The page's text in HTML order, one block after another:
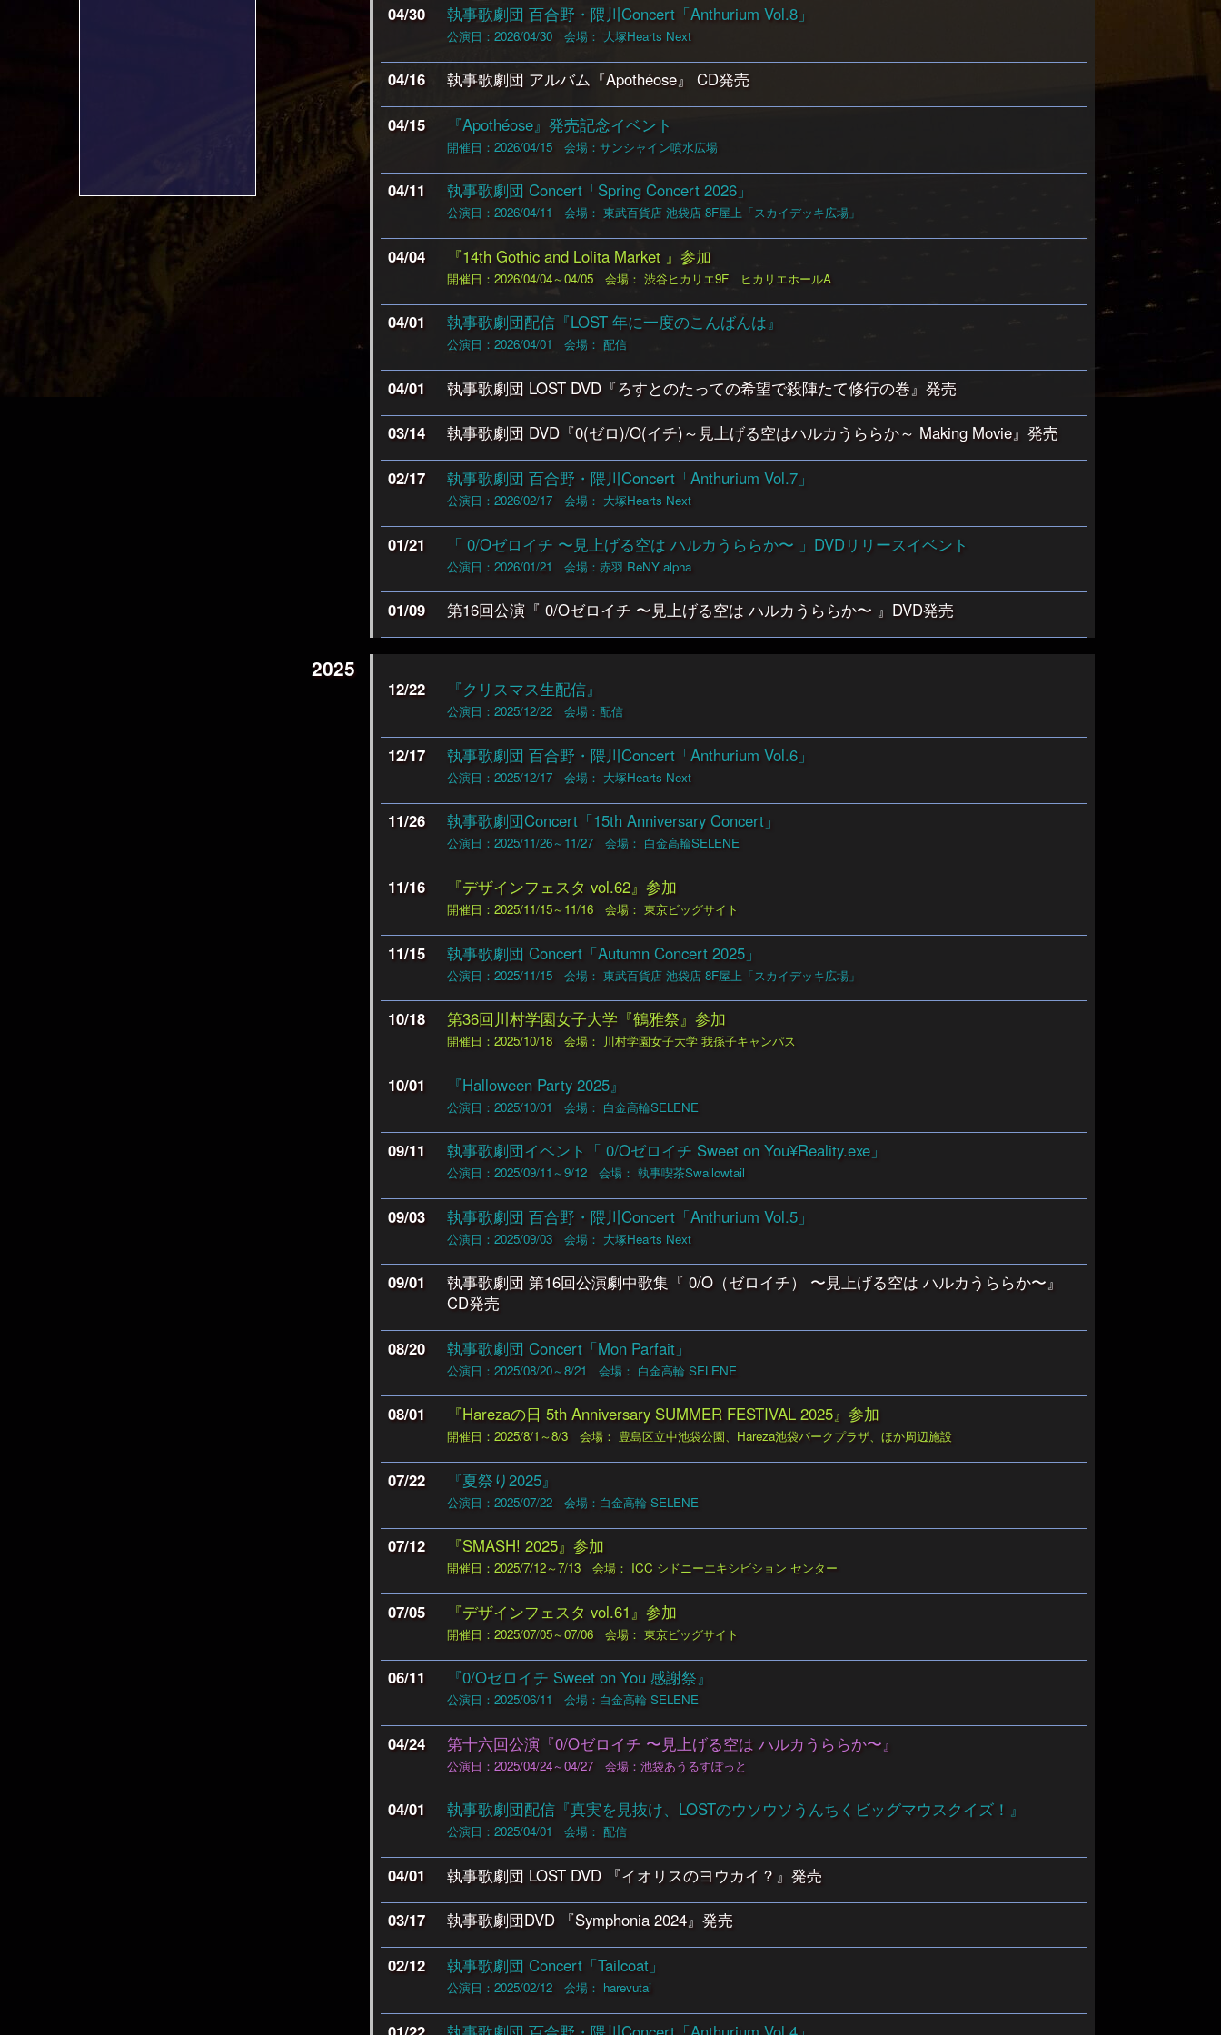
04/30 執事歌劇団 百合野・隈川Concert「Anthurium Vol.8」
公演日：2026/04/30 会場： 大塚Hearts Next
04/16 執事歌劇団 アルバム『Apothéose』 CD発売
04/15 『Apothéose』発売記念イベント
開催日：2026/04/15 会場：サンシャイン噴水広場
04/11 執事歌劇団 Concert「Spring Concert 2026」
公演日：2026/04/11 会場： 東武百貨店 池袋店 8F屋上「スカイデッキ広場」
04/04 『14th Gothic and Lolita Market 』参加
開催日：2026/04/04～04/05 会場： 渋谷ヒカリエ9F ヒカリエホールA
04/01 執事歌劇団配信『LOST 年に一度のこんばんは』
公演日：2026/04/01 会場： 配信
04/01 執事歌劇団 LOST DVD『ろすとのたっての希望で殺陣たて修行の巻』 発売
03/14 執事歌劇団 DVD『0(ゼロ)/O(イチ)～見上げる空はハルカうららか～ Making Movie』 発売
02/17 執事歌劇団 百合野・隈川Concert「Anthurium Vol.7」
公演日：2026/02/17 会場： 大塚Hearts Next
01/21 「 0/Oゼロイチ 〜見上げる空は ハルカうららか〜 」DVDリリースイベント
公演日：2026/01/21 会場：赤羽 ReNY alpha
01/09 第16回公演『 0/Oゼロイチ 〜見上げる空は ハルカうららか〜 』DVD発売
2025
12/22 『クリスマス生配信』
公演日：2025/12/22 会場：配信
12/17 執事歌劇団 百合野・隈川Concert「Anthurium Vol.6」
公演日：2025/12/17 会場： 大塚Hearts Next
11/26 執事歌劇団Concert「15th Anniversary Concert」
公演日：2025/11/26～11/27 会場： 白金高輪SELENE
11/16 『デザインフェスタ vol.62』参加
開催日：2025/11/15～11/16 会場： 東京ビッグサイト
11/15 執事歌劇団 Concert「Autumn Concert 2025」
公演日：2025/11/15 会場： 東武百貨店 池袋店 8F屋上「スカイデッキ広場」
10/18 第36回川村学園女子大学『鶴雅祭』参加
開催日：2025/10/18 会場： 川村学園女子大学 我孫子キャンパス
10/01 『Halloween Party 2025』
公演日：2025/10/01 会場： 白金高輪SELENE
09/11 執事歌劇団イベント「 0/Oゼロイチ Sweet on You¥Reality.exe」
公演日：2025/09/11～9/12 会場： 執事喫茶Swallowtail
09/03 執事歌劇団 百合野・隈川Concert「Anthurium Vol.5」
公演日：2025/09/03 会場： 大塚Hearts Next
09/01
執事歌劇団 第16回公演劇中歌集『 0/O（ゼロイチ） 〜見上げる空は ハルカうららか〜』
CD発売
08/20 執事歌劇団 Concert「Mon Parfait」
公演日：2025/08/20～8/21 会場： 白金高輪 SELENE
08/01 『Harezaの日 5th Anniversary SUMMER FESTIVAL 2025』参加
開催日：2025/8/1～8/3 会場： 豊島区立中池袋公園、Hareza池袋パークプラザ、ほか周辺施設
07/22 『夏祭り2025』
公演日：2025/07/22 会場：白金高輪 SELENE
07/12 『SMASH! 2025』参加
開催日：2025/7/12～7/13 会場： ICC シドニーエキシビション センター
07/05 『デザインフェスタ vol.61』参加
開催日：2025/07/05～07/06 会場： 東京ビッグサイト
06/11 『0/Oゼロイチ Sweet on You 感謝祭』
公演日：2025/06/11 会場：白金高輪 SELENE
04/24 第十六回公演『0/Oゼロイチ 〜見上げる空は ハルカうららか〜』
公演日：2025/04/24～04/27 会場：池袋あうるすぽっと
04/01 執事歌劇団配信『真実を見抜け、LOSTのウソウソうんちくビッグマウスクイズ！』
公演日：2025/04/01 会場： 配信
04/01 執事歌劇団 LOST DVD 『イオリスのヨウカイ？』 発売
03/17 執事歌劇団DVD 『Symphonia 2024』 発売
02/12 執事歌劇団 Concert「Tailcoat」
公演日：2025/02/12 会場： harevutai